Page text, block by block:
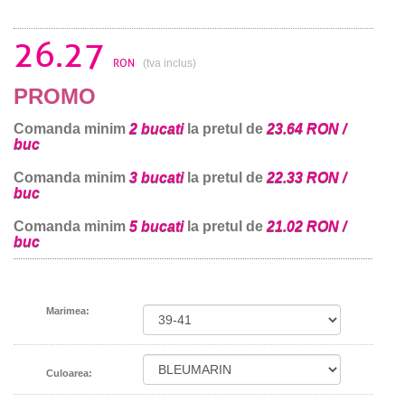
26.27 RON (tva inclus)
PROMO
Comanda minim 2 bucatila pretul de 23.64 RON /
buc
Comanda minim 3 bucatila pretul de 22.33 RON /
buc
Comanda minim 5 bucatila pretul de 21.02 RON /
buc
Marimea:
Culoarea: